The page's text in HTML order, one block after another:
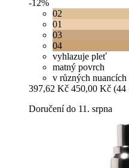
-12%
02
01
03
04
vyhlazuje pleť
matný povrch
v různých nuancích
397,62 Kč 450,00 Kč (44
Doručení do 11. srpna